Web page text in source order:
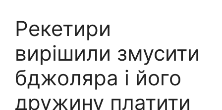
Рекетири
вирішили змусити
бджоляра і його
дружину платити